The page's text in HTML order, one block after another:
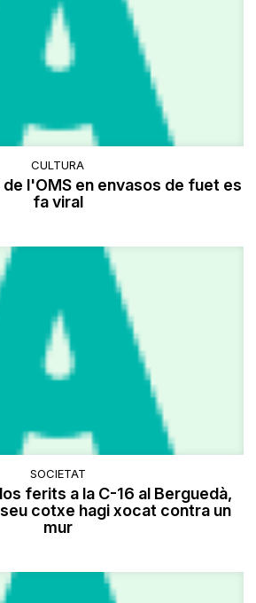
CULTURA
l'OMS en envasos de fuet es
fa viral
SOCIETAT
ferits a la C-16 al Berguedà,
cotxe hagi xocat contra un
mur